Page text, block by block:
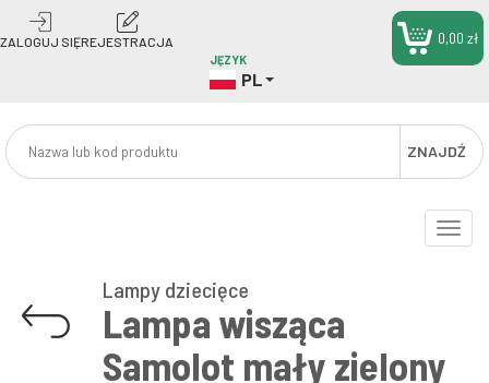
ZALOGUJ SIĘREJESTRACJA
JĘZYK
PL
ZNAJDŹ
0,00 zł
Toggle
Lampy dziecięce
Lampa wisząca
Samolot mały zielony